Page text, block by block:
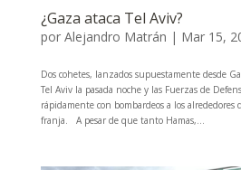
¿Gaza ataca Tel Aviv?
por Alejandro Matrán | Mar 15,
Dos cohetes, lanzados supuestamente desde
Tel Aviv la pasada noche y las Fuerzas de
rápidamente con bombardeos a los
franja. A pesar de que tanto Hamas,...